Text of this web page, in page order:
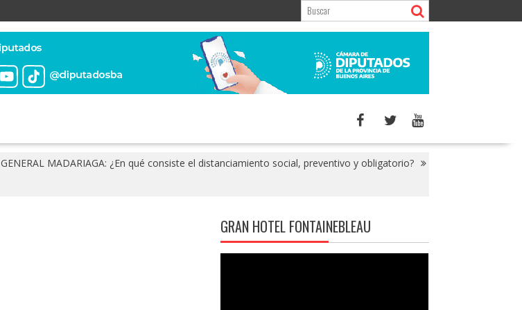
GENERAL MADARIAGA: ¿En qué consiste el distanciamiento social, preventivo y obligatorio?
GRAN HOTEL FONTAINEBLEAU